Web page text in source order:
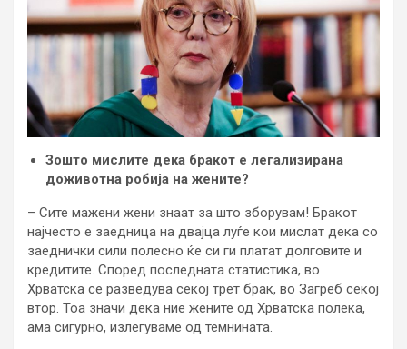
Зошто мислите дека бракот е легализирана
доживотна робија на жените?
– Сите мажени жени знаат за што зборувам! Бракот
најчесто е заедница на двајца луѓе кои мислат дека со
заеднички сили полесно ќе си ги платат долговите и
кредитите. Според последната статистика, во
Хрватска се разведува секој трет брак, во Загреб секој
втор. Тоа значи дека ние жените од Хрватска полека,
ама сигурно, излегуваме од темнината.